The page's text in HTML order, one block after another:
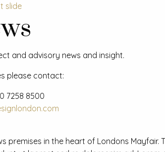
slide
and advisory news and insight.
please contact:
7258 8500
in the heart of Londons